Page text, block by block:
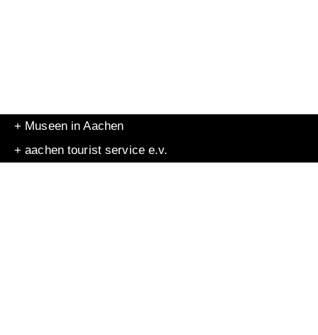
+ Museen in Aachen
+ aachen tourist service e.v.